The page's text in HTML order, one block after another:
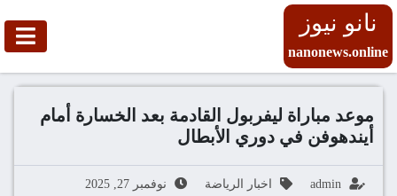
نانو نيوز
nanonews.online
موعد مباراة ليفربول القادمة بعد الخسارة أمام
أيندهوفن في دوري الأبطال
admin اخبار الرياضة نوفمبر 27, 2025